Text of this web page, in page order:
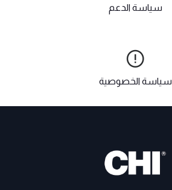
سياسة الدعم
سياسة الخصوصية